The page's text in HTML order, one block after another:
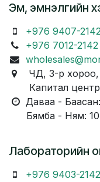
Эм, эмнэлгийн
+976 9407-
+976 7012-2142
ЧД, 3-р хороо,
Капитал центр,
Даваа -
Бямба - Ням:
Лабораторийн
+976 9403-2142